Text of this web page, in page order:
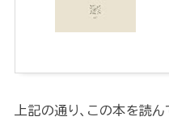
上記の通り、この本を読